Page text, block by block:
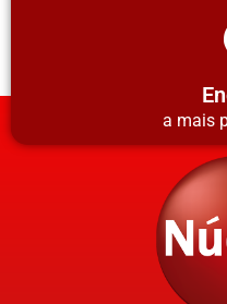
a mais